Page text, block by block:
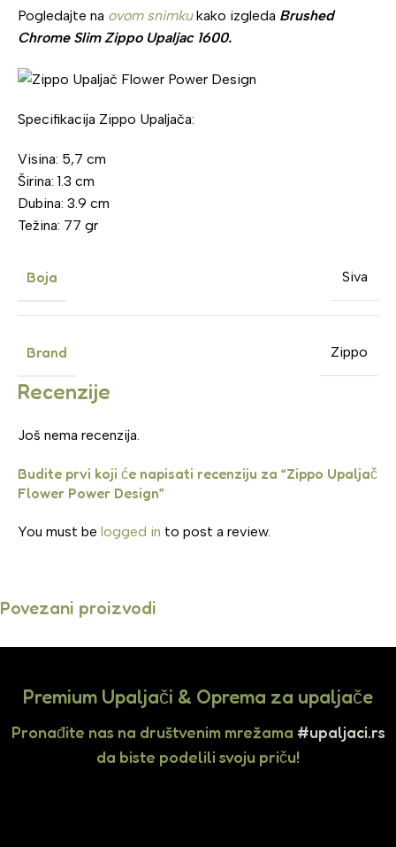
Pogledajte na ovom snimkukako izgleda Brushed
Chrome Slim Zippo Upaljac 1600.
Specifikacija Zippo Upaljača:
Visina: 5,7 cm
Širina: 1.3 cm
Dubina: 3.9 cm
Težina: 77 gr
Boja Siva
Brand Zippo
Recenzije
Još nema recenzija.
Budite prvi koji će napisati recenziju za “Zippo Upaljač
Flower Power Design”
You must be logged in to post a review.
Povezani proizvodi
Premium Upaljači & Oprema za upaljače
Pronađite nas na društvenim mrežama #upaljaci.rs
da biste podelili svoju priču!